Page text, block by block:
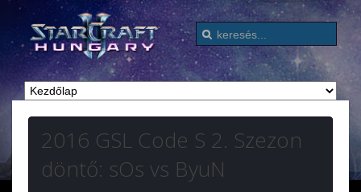
2016 GSL Code S 2. Szezon
döntő: sOs vs ByuN